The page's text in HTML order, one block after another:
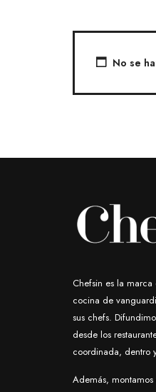
No se
Chefsin es la
cocina de
sus chefs.
desde los
coordinada, dentro
Además, montamos